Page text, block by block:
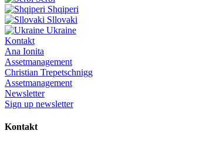
Shqiperi
Sllovaki
Ukraine
Kontakt
Ana Ionita
Assetmanagement
Christian Trepetschnigg
Assetmanagement
Newsletter
Sign up newsletter
Kontakt